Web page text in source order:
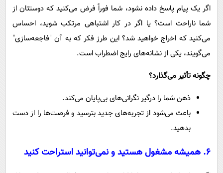
اگر یک پیام پاسخ داده نشود، شما فوراً فرض می‌کنید که دوستتان از
شما ناراحت است؟ یا اگر در کار اشتباهی مرتکب شوید، احساس
می‌کنید که اخراج خواهید شد؟ این طرز فکر که به آن "فاجعه‌سازی"
می‌گویند، یکی از نشانه‌های رایج اضطراب است.
چگونه تأثیر می‌گذارد؟
ذهن شما را درگیر نگرانی‌های بی‌پایان می‌کند.
باعث می‌شود از تجربه‌های جدید بترسید و فرصت‌ها را از دست
بدهید.
۶. همیشه مشغول هستید و نمی‌توانید استراحت کنید